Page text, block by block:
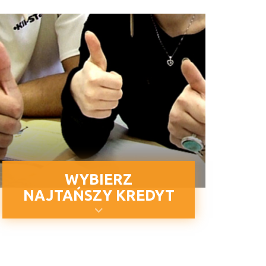
WYBIERZ
NAJTAŃSZY KREDYT